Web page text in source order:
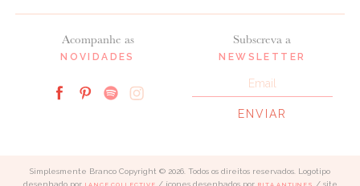
Acompanhe as
NOVIDADES
Subscreva a
NEWSLETTER
Simplesmente Branco Copyright © 2026. Todos os direitos reservados. Logotipo
desenhado por
/ ícones desenhados por / site